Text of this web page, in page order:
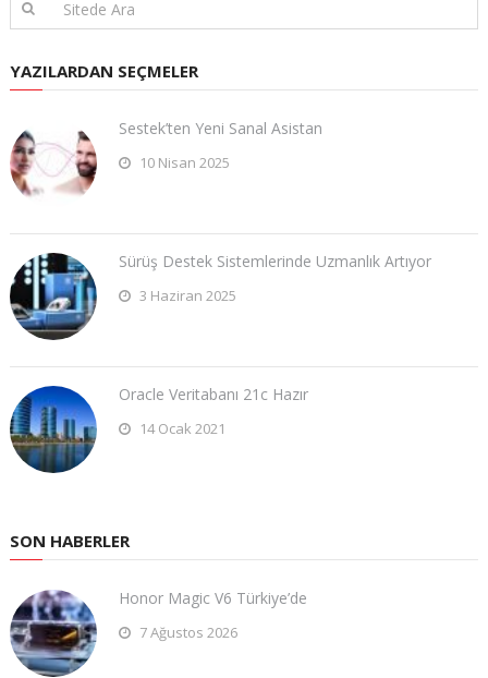
YAZILARDAN SEÇMELER
Sestek’ten Yeni Sanal Asistan
10 Nisan 2025
Sürüş Destek Sistemlerinde Uzmanlık Artıyor
3 Haziran 2025
Oracle Veritabanı 21c Hazır
14 Ocak 2021
SON HABERLER
Honor Magic V6 Türkiye’de
7 Ağustos 2026